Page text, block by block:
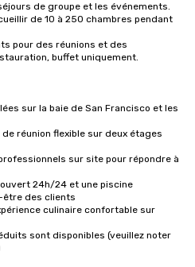
de groupe et les événements.
de 10 à 250 chambres pendant
pour des réunions et des
buffet uniquement.
sur la baie de San Francisco et les
réunion flexible sur deux étages
sur site pour répondre à
24h/24 et une piscine
être des clients
culinaire confortable sur
sont disponibles (veuillez noter